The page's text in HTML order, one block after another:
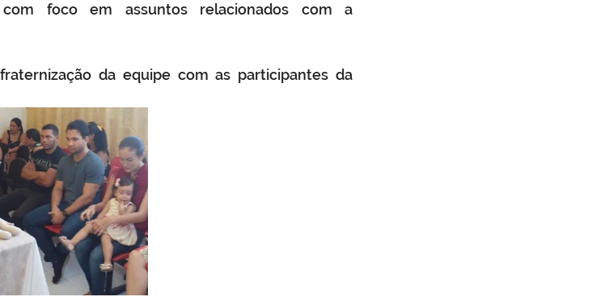
foco em assuntos relacionados com a
da equipe com as participantes da